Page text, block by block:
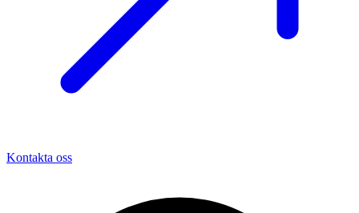
Kontakta oss